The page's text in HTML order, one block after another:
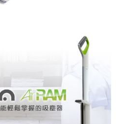
辦者引起之損失，本公司不負相關責
資訊註冊。若發現惡意使用之情形，
戶之使用額度並採取法律行動。